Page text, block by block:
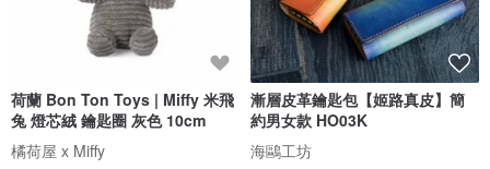
荷蘭 Bon Ton Toys | Miffy 米飛
兔 燈芯絨 鑰匙圈 灰色 10cm
橘荷屋 x Miffy
漸層皮革鑰匙包【姬路真皮】簡
約男女款 HO03K
海鷗工坊